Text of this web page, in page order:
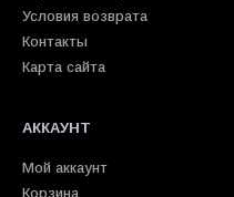
Условия возврата
Контакты
Карта сайта
АККАУНТ
Мой аккаунт
Корзина